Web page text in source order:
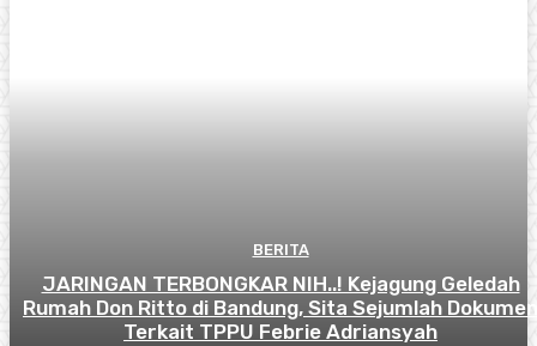
BERITA
JARINGAN TERBONGKAR NIH..! Kejagung Geledah
Rumah Don Ritto di Bandung, Sita Sejumlah Dokumen
Terkait TPPU Febrie Adriansyah